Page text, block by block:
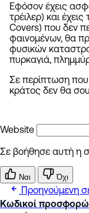
Εφόσον έχεις
τρέιλερ) και
Covers) που δεν
φαινομένων, θα
φυσικών
πυρκαγιά,
Σε περίπτωση
κράτος δεν θα
Website
Σε βοήθησε αυτή η
Ναι Όχι
Προηγούμενη
Κωδικοί